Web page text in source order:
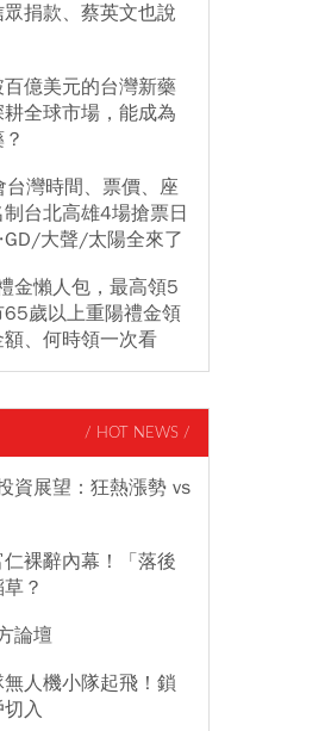
捐款、蔡英文也說
億美元的台灣新藥
全球市場，能成為
台灣時間、票價、座
台北高雄4場搶票日
大聲/太陽全來了
金懶人包，最高領5
歲以上重陽禮金領
、何時領一次看
/ HOT NEWS /
資展望：狂熱漲勢 vs
裸辭內幕！「落後
？
論壇
人機小隊起飛！鎖
入